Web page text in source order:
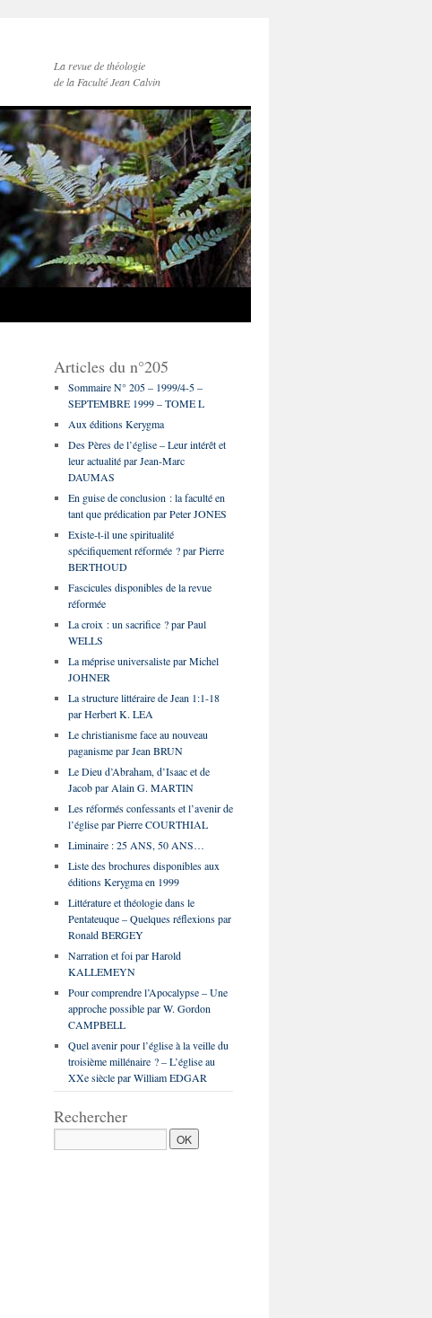
La revue de théologie
de la Faculté Jean Calvin
Articles du n°205
Sommaire N° 205 – 1999/4-5 –
SEPTEMBRE 1999 – TOME L
Aux éditions Kerygma
Des Pères de l’église – Leur intérêt et
leur actualité par Jean-Marc
DAUMAS
En guise de conclusion : la faculté en
tant que prédication par Peter JONES
Existe-t-il une spiritualité
spécifiquement réformée ? par Pierre
BERTHOUD
Fascicules disponibles de la revue
réformée
La croix : un sacrifice ? par Paul
WELLS
La méprise universaliste par Michel
JOHNER
La structure littéraire de Jean 1:1-18
par Herbert K. LEA
Le christianisme face au nouveau
paganisme par Jean BRUN
Le Dieu d’Abraham, d’Isaac et de
Jacob par Alain G. MARTIN
Les réformés confessants et l’avenir de
l’église par Pierre COURTHIAL
Liminaire : 25 ANS, 50 ANS…
Liste des brochures disponibles aux
éditions Kerygma en 1999
Littérature et théologie dans le
Pentateuque – Quelques réflexions par
Ronald BERGEY
Narration et foi par Harold
KALLEMEYN
Pour comprendre l’Apocalypse – Une
approche possible par W. Gordon
CAMPBELL
Quel avenir pour l’église à la veille du
troisième millénaire ? – L’église au
XXe siècle par William EDGAR
Rechercher